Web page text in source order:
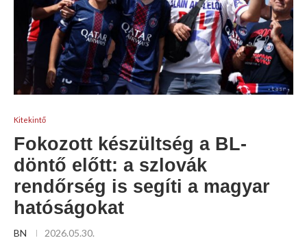
Kitekintő
Fokozott készültség a BL-
döntő előtt: a szlovák
rendőrség is segíti a magyar
hatóságokat
BN 2026.05.30.